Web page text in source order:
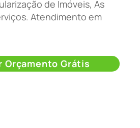
de Imóveis, As
Atendimento em
Orçamento Grátis